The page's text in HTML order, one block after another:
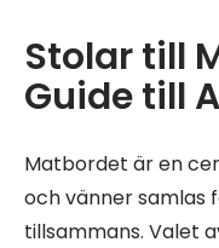
Stolar till
Guide till
Matbordet är en
och vänner samlas
tillsammans. Valet